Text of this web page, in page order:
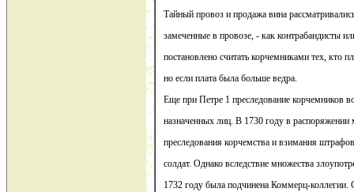
Тайный провоз и продажа вина
замеченные в провозе, - как контрабандисты
постановлено считать корчемниками тех, кто
но если плата была больше ведра.
Еще при Петре 1 преследование корчемников
назначенных лиц. В 1730 году в
преследования корчемства и взимания
солдат. Однако вследствие множества
1732 году была подчинена Коммерц-коллегии.